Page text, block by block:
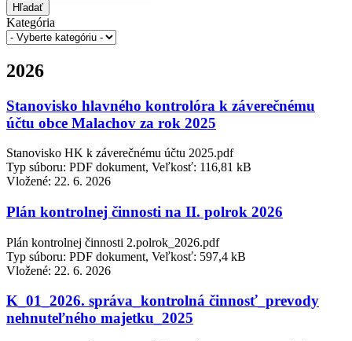
Hľadať
Kategória
2026
Stanovisko hlavného kontrolóra k záverečnému
účtu obce Malachov za rok 2025
Stanovisko HK k záverečnému účtu 2025.pdf
Typ súboru: PDF dokument, Veľkosť: 116,81 kB
Vložené: 22. 6. 2026
Plán kontrolnej činnosti na II. polrok 2026
Plán kontrolnej činnosti 2.polrok_2026.pdf
Typ súboru: PDF dokument, Veľkosť: 597,4 kB
Vložené: 22. 6. 2026
K_01_2026. správa_kontrolná činnosť_prevody
nehnuteľného majetku_2025